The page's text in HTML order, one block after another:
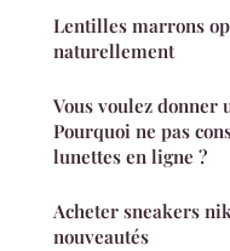
Lentilles marrons
naturellement
Vous voulez donner
Pourquoi ne pas
lunettes en ligne ?
Acheter sneakers
nouveautés